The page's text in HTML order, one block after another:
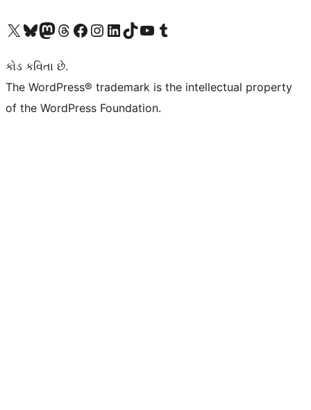
અમારા X (અગાઉ ટ્વિટર) એકાઉન્ટની મુલાકાત લોઅમારા Bluesky એકાઉન્ટની મુલાકાત લોઅમારા માસ્ટોડોન એકાઉન્ટની મુલાકાત લોઅમારા Threads એકાઉન્ટની મુલાકાત લો અમારા ફેસબુક પેજની મુલાકાત લોઅમારા ઇન્સ્ટાગ્રામ એકાઉન્ટની મુલાકાત લો અમારા LinkedIn એકાઉન્ટની મુલાકાત લોઅમારા TikTok એકાઉન્ટની મુલાકાત લોઅમારી YouTube ચેનલની મુલાકાત લો અમારા Tumblr એકાઉન્ટની મુલાકાત લો
કોડ કવિતા છે.
The WordPress® trademark is the intellectual property
of the WordPress Foundation.